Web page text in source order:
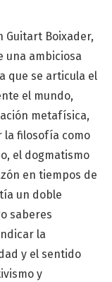
Guitart Boixader,
una ambiciosa
que se articula el
el mundo,
metafísica,
la filosofía como
el dogmatismo
en tiempos de
un doble
saberes
la
y el sentido
y